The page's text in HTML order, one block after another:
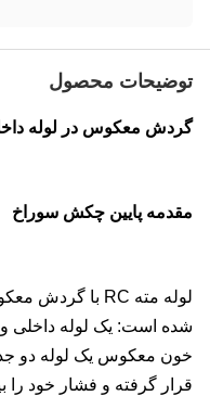
توضیحات محصول
گردش معکوس در لوله
مقدمه پایین چکش سوراخ
شده است: یک لوله داخلی
خون معکوس یک لوله دو
قرار گرفته و فشار خود را